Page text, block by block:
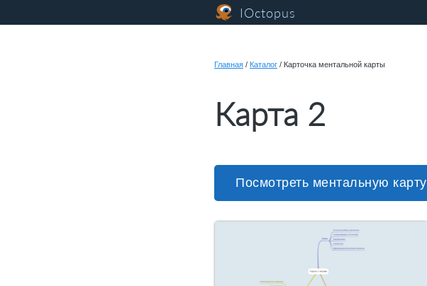
IOctopus
Главная / Каталог / Карточка ментальной карты
Карта 2
Посмотреть ментальную карту